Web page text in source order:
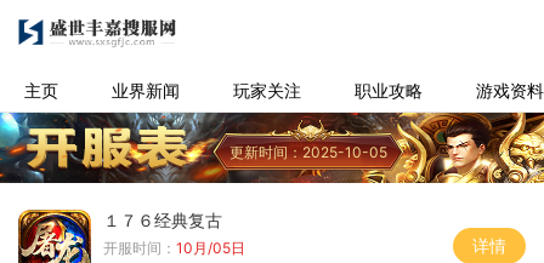
主页 业界新闻 玩家关注 职业攻略 游戏资料
更新时间：2025-10-05
１７６经典复古
开服时间： 10月/05日
详情